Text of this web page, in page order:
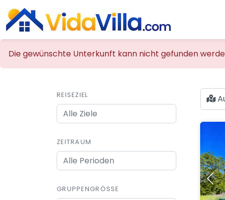
Die gewünschte Unterkunft kann nicht gefunden
REISEZIEL
ZEITRAUM
GRUPPENGRÖSSE